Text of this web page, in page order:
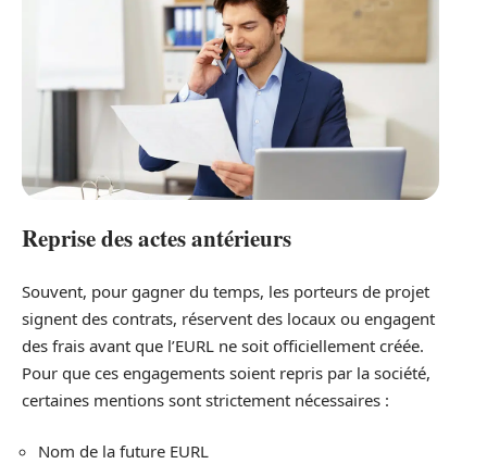
Reprise des actes antérieurs
Souvent, pour gagner du temps, les porteurs de projet
signent des contrats, réservent des locaux ou engagent
des frais avant que l’EURL ne soit officiellement créée.
Pour que ces engagements soient repris par la société,
certaines mentions sont strictement nécessaires :
Nom de la future EURL